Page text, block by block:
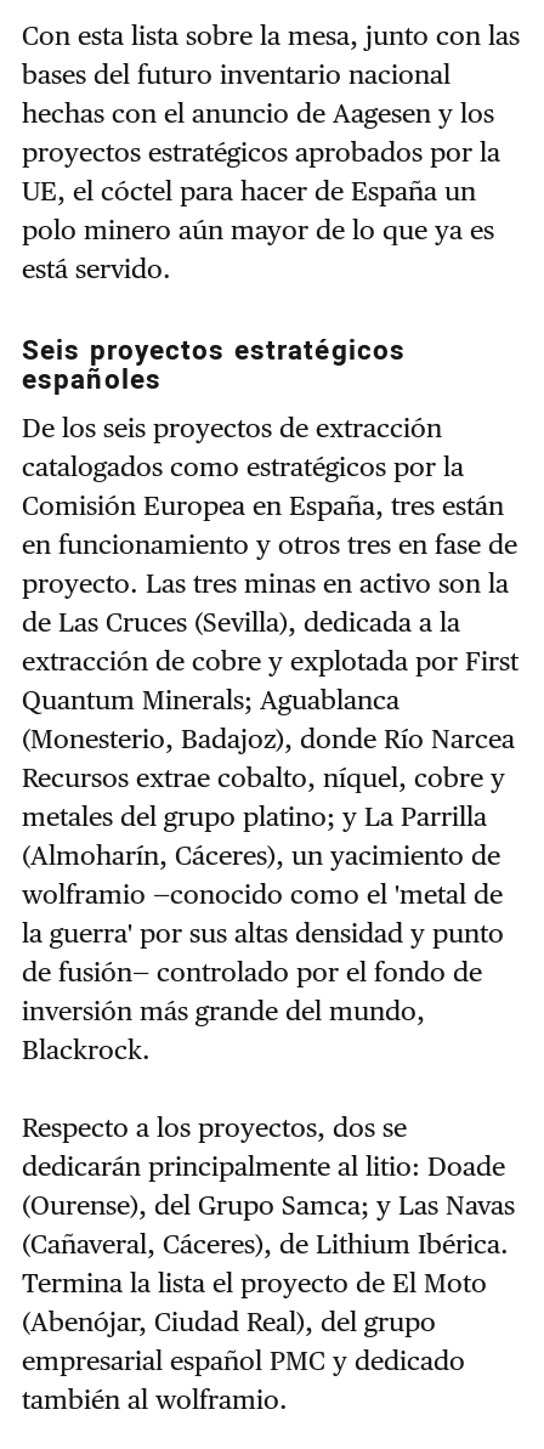
Con esta lista sobre la mesa, junto con las
bases del futuro inventario nacional
hechas con el anuncio de Aagesen y los
proyectos estratégicos aprobados por la
UE, el cóctel para hacer de España un
polo minero aún mayor de lo que ya es
está servido.
Seis proyectos estratégicos
españoles
De los seis proyectos de extracción
catalogados como estratégicos por la
Comisión Europea en España, tres están
en funcionamiento y otros tres en fase de
proyecto. Las tres minas en activo son la
de Las Cruces (Sevilla), dedicada a la
extracción de cobre y explotada por First
Quantum Minerals; Aguablanca
(Monesterio, Badajoz), donde Río Narcea
Recursos extrae cobalto, níquel, cobre y
metales del grupo platino; y La Parrilla
(Almoharín, Cáceres), un yacimiento de
wolframio —conocido como el 'metal de
la guerra' por sus altas densidad y punto
de fusión— controlado por el fondo de
inversión más grande del mundo,
Blackrock.
Respecto a los proyectos, dos se
dedicarán principalmente al litio: Doade
(Ourense), del Grupo Samca; y Las Navas
(Cañaveral, Cáceres), de Lithium Ibérica.
Termina la lista el proyecto de El Moto
(Abenójar, Ciudad Real), del grupo
empresarial español PMC y dedicado
también al wolframio.